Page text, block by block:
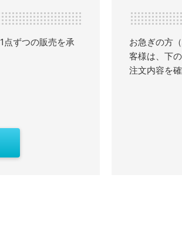
点ずつの販売を承
お急ぎの方
客様は、下
注文内容を